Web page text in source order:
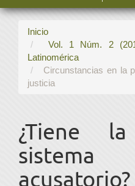
Inicio
Vol. 1 Núm. 2
Latinomérica
Circunstancias en la
justicia
¿Tiene
acusatorio?